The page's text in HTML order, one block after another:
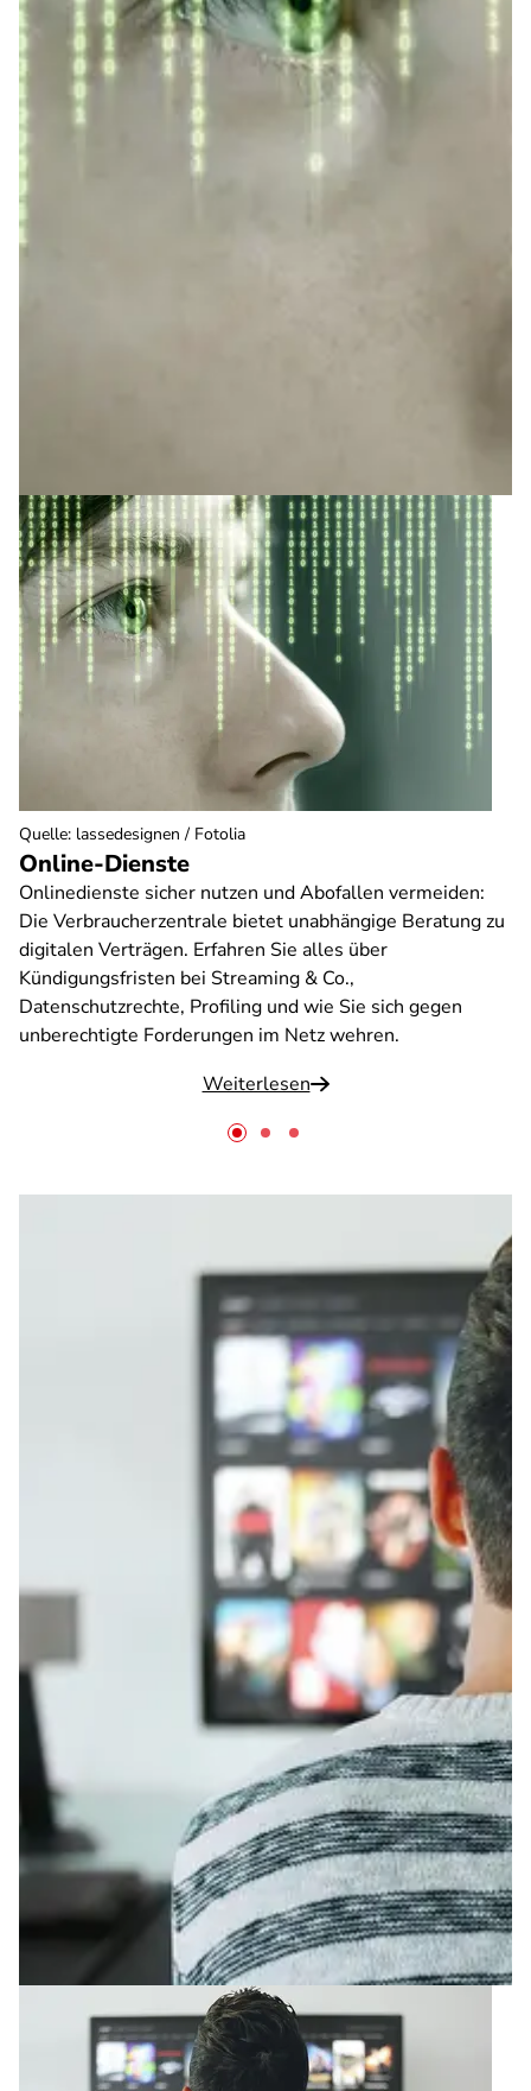
Online-Dienste
Onlinedienste sicher nutzen und Abofallen vermeiden:
Die Verbraucherzentrale bietet unabhängige Beratung zu
digitalen Verträgen. Erfahren Sie alles über
Kündigungsfristen bei Streaming & Co.,
Datenschutzrechte, Profiling und wie Sie sich gegen
unberechtigte Forderungen im Netz wehren.
Weiterlesen
Quelle: lassedesignen / Fotolia